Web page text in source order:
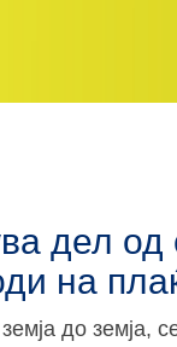
дел од
на
до земја,